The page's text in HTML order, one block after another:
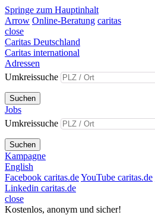
Springe zum Hauptinhalt
Arrow Online-Beratung caritas
close
Caritas Deutschland
Caritas international
Adressen
Umkreissuche
Suchen
Jobs
Umkreissuche
Suchen
Kampagne
English
Facebook caritas.deYouTube caritas.de
Linkedin caritas.de
close
Kostenlos, anonym und sicher!